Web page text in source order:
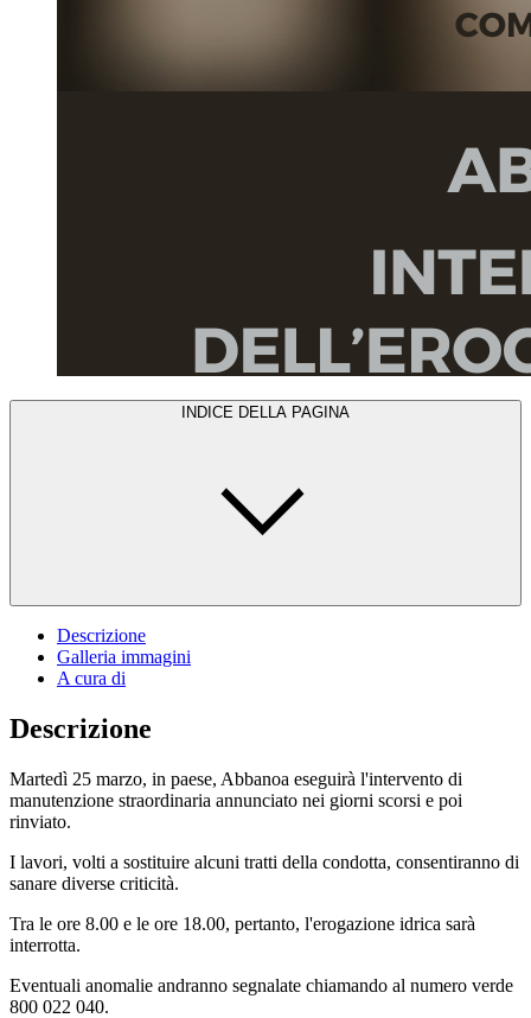
INDICE DELLA PAGINA
Descrizione
Galleria immagini
A cura di
Descrizione
Martedì 25 marzo, in paese, Abbanoa eseguirà l'intervento di
manutenzione straordinaria annunciato nei giorni scorsi e poi
rinviato.
I lavori, volti a sostituire alcuni tratti della condotta, consentiranno di
sanare diverse criticità.
Tra le ore 8.00 e le ore 18.00, pertanto, l'erogazione idrica sarà
interrotta.
Eventuali anomalie andranno segnalate chiamando al numero verde
800 022 040.